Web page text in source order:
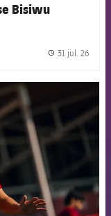
Bisiwu
31 jul. 26
badge